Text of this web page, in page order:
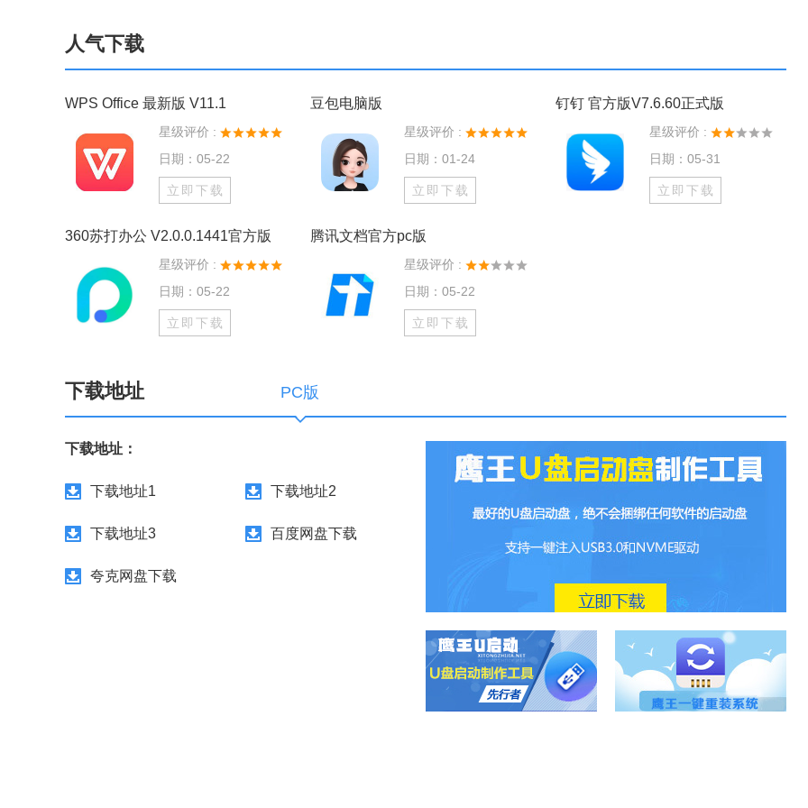
人气下载
WPS Office 最新版 V11.1
星级评价 :
日期：05-22
立即下载
豆包电脑版
星级评价 :
日期：01-24
立即下载
钉钉 官方版V7.6.60正式版
星级评价 :
日期：05-31
立即下载
360苏打办公 V2.0.0.1441官方版
星级评价 :
日期：05-22
立即下载
腾讯文档官方pc版
星级评价 :
日期：05-22
立即下载
下载地址 PC版
下载地址：
下载地址1 下载地址2
下载地址3 百度网盘下载
夸克网盘下载